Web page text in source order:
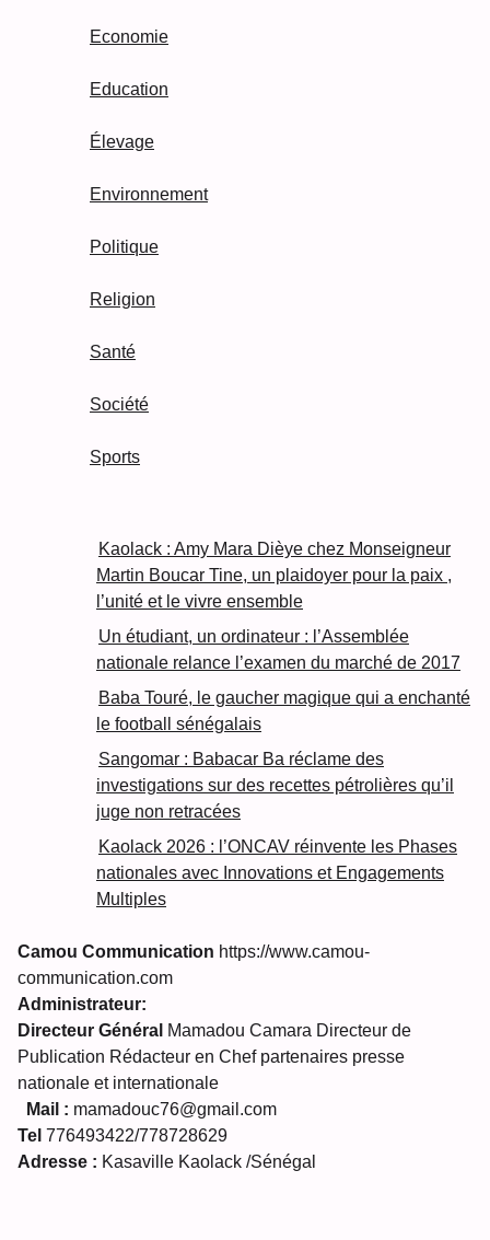
Economie
Education
Élevage
Environnement
Politique
Religion
Santé
Société
Sports
Kaolack : Amy Mara Dièye chez Monseigneur
Martin Boucar Tine, un plaidoyer pour la paix ,
l’unité et le vivre ensemble
Un étudiant, un ordinateur : l’Assemblée
nationale relance l’examen du marché de 2017
Baba Touré, le gaucher magique qui a enchanté
le football sénégalais
Sangomar : Babacar Ba réclame des
investigations sur des recettes pétrolières qu’il
juge non retracées
Kaolack 2026 : l’ONCAV réinvente les Phases
nationales avec Innovations et Engagements
Multiples
Camou Communication https://www.camou-
communication.com
Administrateur:
Directeur Général Mamadou Camara Directeur de
Publication Rédacteur en Chef partenaires presse
nationale et internationale
Mail : mamadouc76@gmail.com
Tel 776493422/778728629
Adresse : Kasaville Kaolack /Sénégal